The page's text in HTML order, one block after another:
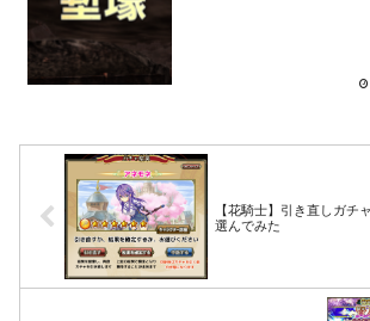
【花騎士】引き直しガチ
選んでみた